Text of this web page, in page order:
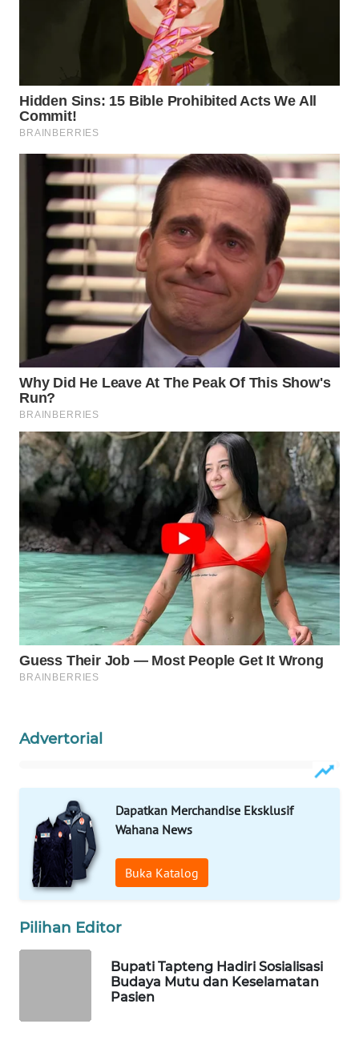
Advertorial
Dapatkan Merchandise Eksklusif
Wahana News
Buka Katalog
Pilihan Editor
Bupati Tapteng Hadiri Sosialisasi
Budaya Mutu dan Keselamatan
Pasien
WAHANA
SELEB
WAHANA
PERSONA
WAHANA
OTOMOTIF
WAHANA
HEALTH
WAHANA
DESA
WISATA
LAPAK
WAHANA
Wahana
KONSUMEN
LISTRIK
MASYARAKAT
KELISTRIKAN
WALINKI
ID
ID
MARTABAT
NET
PLN
WATCH
MKLI
LPKKI